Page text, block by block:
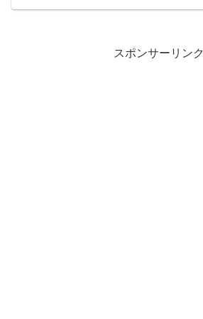
スポンサーリンク